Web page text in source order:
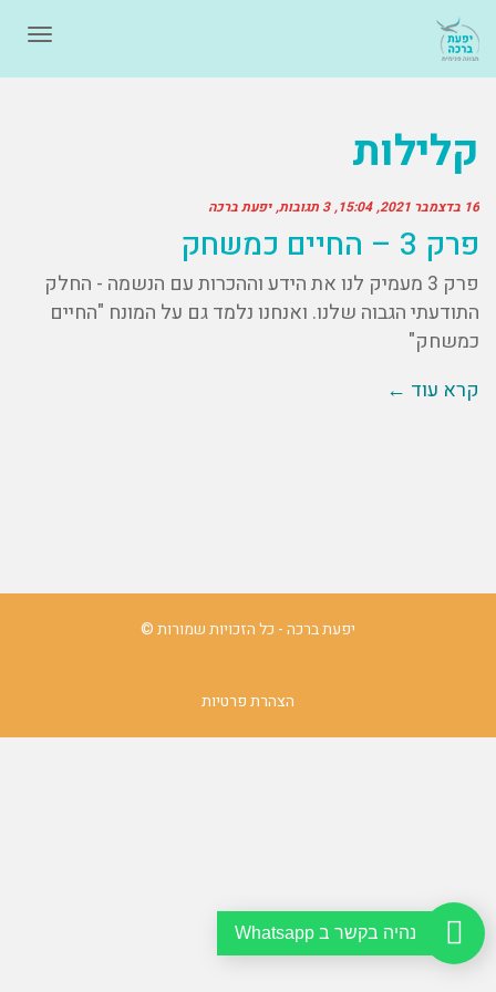
קלילות
16 בדצמבר 2021 15:04 3 תגובות יפעת ברכה
פרק 3 – החיים כמשחק
פרק 3 מעמיק לנו את הידע וההכרות עם הנשמה - החלק
התודעתי הגבוה שלנו. ואנחנו נלמד גם על המונח "החיים
כמשחק"
קרא עוד ←
יפעת ברכה - כל הזכויות שמורות ©
הצהרת פרטיות
נהיה בקשר ב Whatsapp